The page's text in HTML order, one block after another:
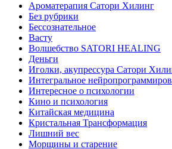
Ароматерапия Сатори Хилинг
Без рубрики
Бессознательное
Васту
Волшебство SATORI HEALING
Деньги
Иголки, акупрессура Сатори
Интегральное
Интересное о психологии
Кино и психология
Китайская медицина
Кристальная Трансформация
Лишний вес
Морщины и старение